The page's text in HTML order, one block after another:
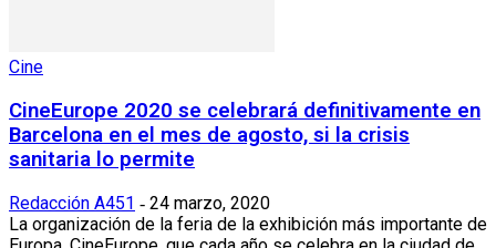
Cine
CineEurope 2020 se celebrará definitivamente en
Barcelona en el mes de agosto, si la crisis
sanitaria lo permite
Redacción A451 - 24 marzo, 2020
La organización de la feria de la exhibición más importante de